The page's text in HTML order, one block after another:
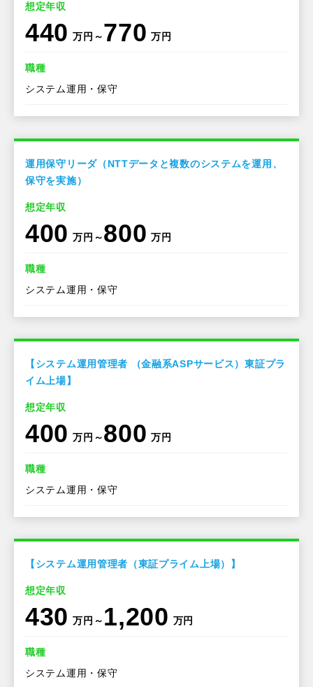
想定年収
440 万円～770 万円
職種
システム運用・保守
運用保守リーダ（NTTデータと複数のシステムを運用、
保守を実施）
想定年収
400 万円～800 万円
職種
システム運用・保守
【システム運用管理者 （金融系ASPサービス）東証プラ
イム上場】
想定年収
400 万円～800 万円
職種
システム運用・保守
【システム運用管理者（東証プライム上場）】
想定年収
430 万円～ 1,200 万円
職種
システム運用・保守